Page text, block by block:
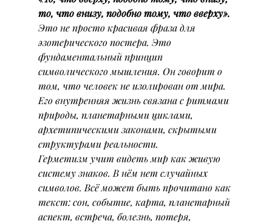
то, что внизу, подобно тому, что вверху».
Это не просто красивая фраза для
эзотерического постера. Это
фундаментальный принцип
символического мышления. Он говорит о
том, что человек не изолирован от мира.
Его внутренняя жизнь связана с ритмами
природы, планетарными циклами,
архетипическими законами, скрытыми
структурами реальности.
Герметизм учит видеть мир как живую
систему знаков. В нём нет случайных
символов. Всё может быть прочитано как
текст: сон, событие, карта, планетарный
аспект, встреча, болезнь, потеря,